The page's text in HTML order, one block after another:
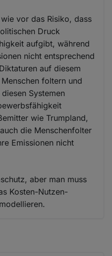
vor das Risiko, dass
Druck
aufgibt, während
nicht entsprechend
auf diesem
foltern und
Systemen
wie Trumpland,
die Menschenfolter
Emissionen nicht
aber man muss
Kosten-Nutzen-